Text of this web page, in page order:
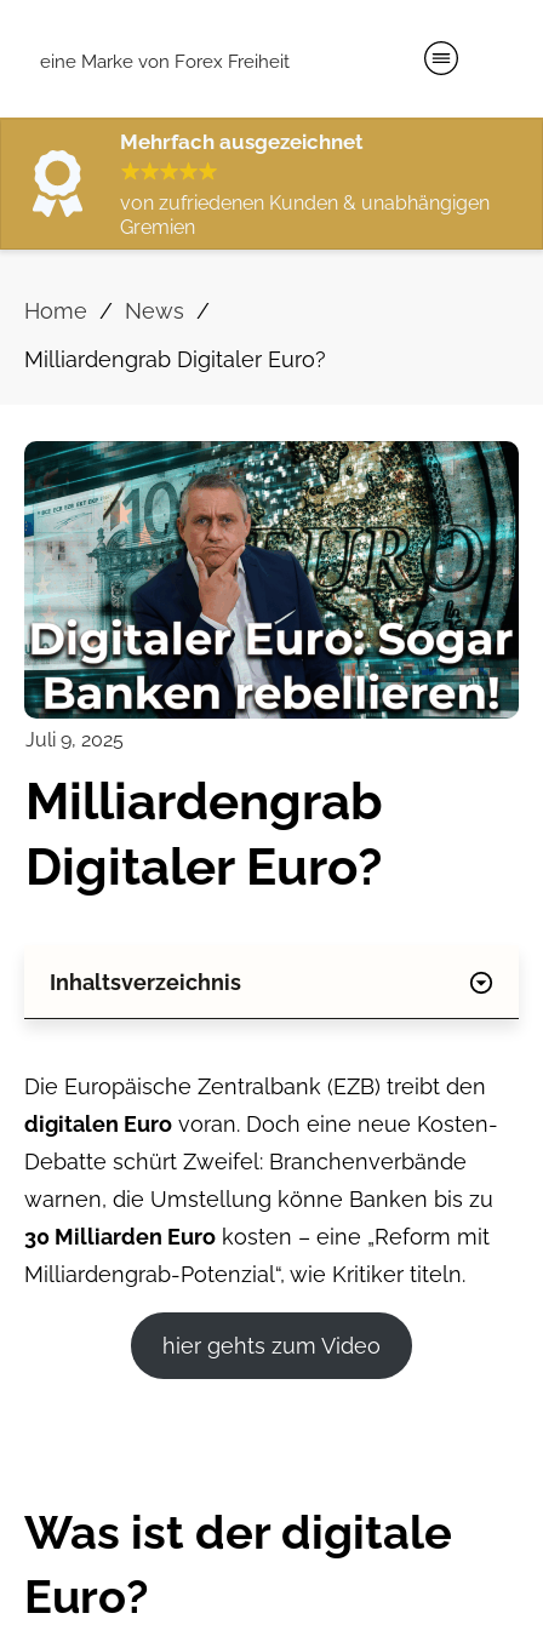
eine Marke von Forex Freiheit
Mehrfach ausgezeichnet
von zufriedenen Kunden & unabhängigen
Gremien
Home / News /
Milliardengrab Digitaler Euro?
Juli 9, 2025
Milliardengrab
Digitaler Euro?
Inhaltsverzeichnis
Die Europäische Zentralbank (EZB) treibt den
digitalen Euro voran. Doch eine neue Kosten-
Debatte schürt Zweifel: Branchen­verbände
warnen, die Umstellung könne Banken bis zu
30 Milliarden Euro kosten – eine „Reform mit
Milliardengrab-Potenzial“, wie Kritiker titeln.
hier gehts zum Video
Was ist der digitale
Euro?